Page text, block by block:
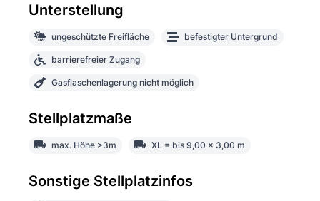
Unterstellung
ungeschützte Freifläche befestigter Untergrund
barrierefreier Zugang
Gasflaschenlagerung nicht möglich
Stellplatzmaße
max. Höhe >3m XL = bis 9,00 x 3,00 m
Sonstige Stellplatzinfos